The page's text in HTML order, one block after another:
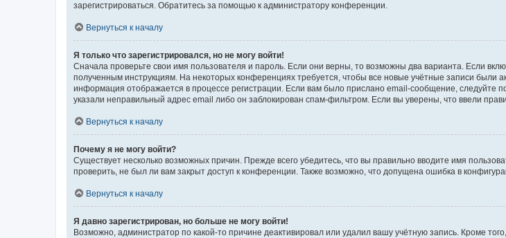
зарегистрироваться. Обратитесь за помощью к администратору конференции.
Вернуться к началу
Я только что зарегистрировался, но не могу войти!
Сначала проверьте свои имя пользователя и пароль. Если они верны, то возможны два варианта. Если
полученным инструкциям. На некоторых конференциях требуется, чтобы все новые учётные записи были
информация отображается в процессе регистрации. Если вам было прислано email-сообщение, следуйте
указали неправильный адрес email либо он заблокирован спам-фильтром. Если вы уверены, что ввели
Вернуться к началу
Почему я не могу войти?
Существует несколько возможных причин. Прежде всего убедитесь, что вы правильно вводите имя
проверить, не был ли вам закрыт доступ к конференции. Также возможно, что допущена ошибка в
Вернуться к началу
Я давно зарегистрирован, но больше не могу войти!
Возможно, администратор по какой-то причине деактивировал или удалил вашу учётную запись. Кроме